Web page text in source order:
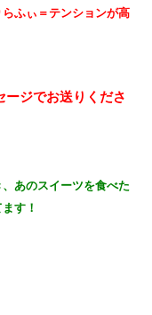
らふぃ＝テンションが高
ージでお送りくださ
あのスイーツを食べた
す！